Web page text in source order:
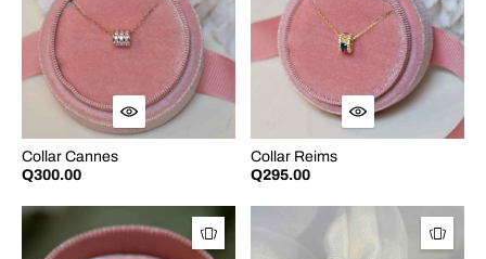
Collar Cannes
Q300.00
Collar Reims
Q295.00